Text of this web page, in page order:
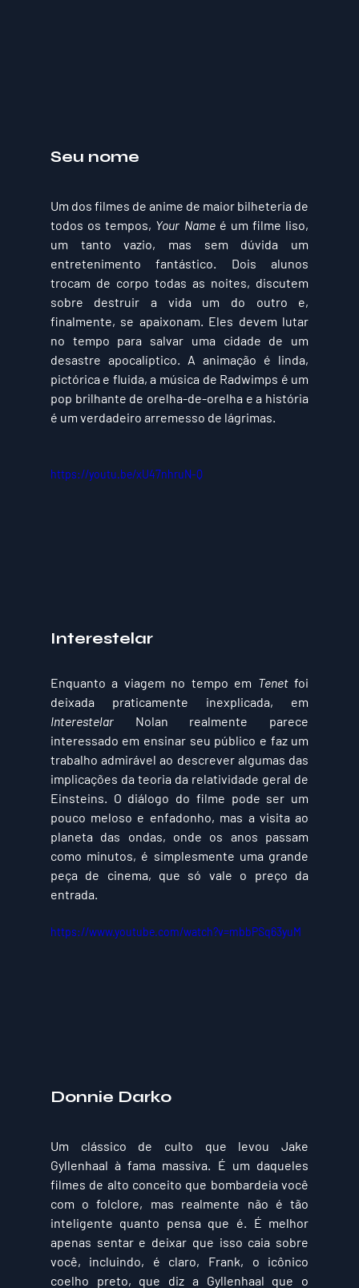
Seu nome
Um dos filmes de anime de maior bilheteria de
todos os tempos, Your Name é um filme liso,
um tanto vazio, mas sem dúvida um
entretenimento fantástico. Dois alunos
trocam de corpo todas as noites, discutem
sobre destruir a vida um do outro e,
finalmente, se apaixonam. Eles devem lutar
no tempo para salvar uma cidade de um
desastre apocalíptico. A animação é linda,
pictórica e fluida, a música de Radwimps é um
pop brilhante de orelha-de-orelha e a história
é um verdadeiro arremesso de lágrimas.
https://youtu.be/xU47nhruN-Q
Interestelar
Enquanto a viagem no tempo em Tenet foi
Interestelar Nolan realmente parece
interessado em ensinar seu público e faz um
trabalho admirável ao descrever algumas das
implicações da teoria da relatividade geral de
Einsteins. O diálogo do filme pode ser um
pouco meloso e enfadonho, mas a visita ao
planeta das ondas, onde os anos passam
como minutos, é simplesmente uma grande
peça de cinema, que só vale o preço da
entrada.
https://www.youtube.com/watch?v=mbbPSq63yuM
Donnie Darko
Um clássico de culto que levou Jake
Gyllenhaal à fama massiva. É um daqueles
filmes de alto conceito que bombardeia você
com o folclore, mas realmente não é tão
inteligente quanto pensa que é. É melhor
apenas sentar e deixar que isso caia sobre
você, incluindo, é claro, Frank, o icônico
coelho preto, que diz a Gyllenhaal que o